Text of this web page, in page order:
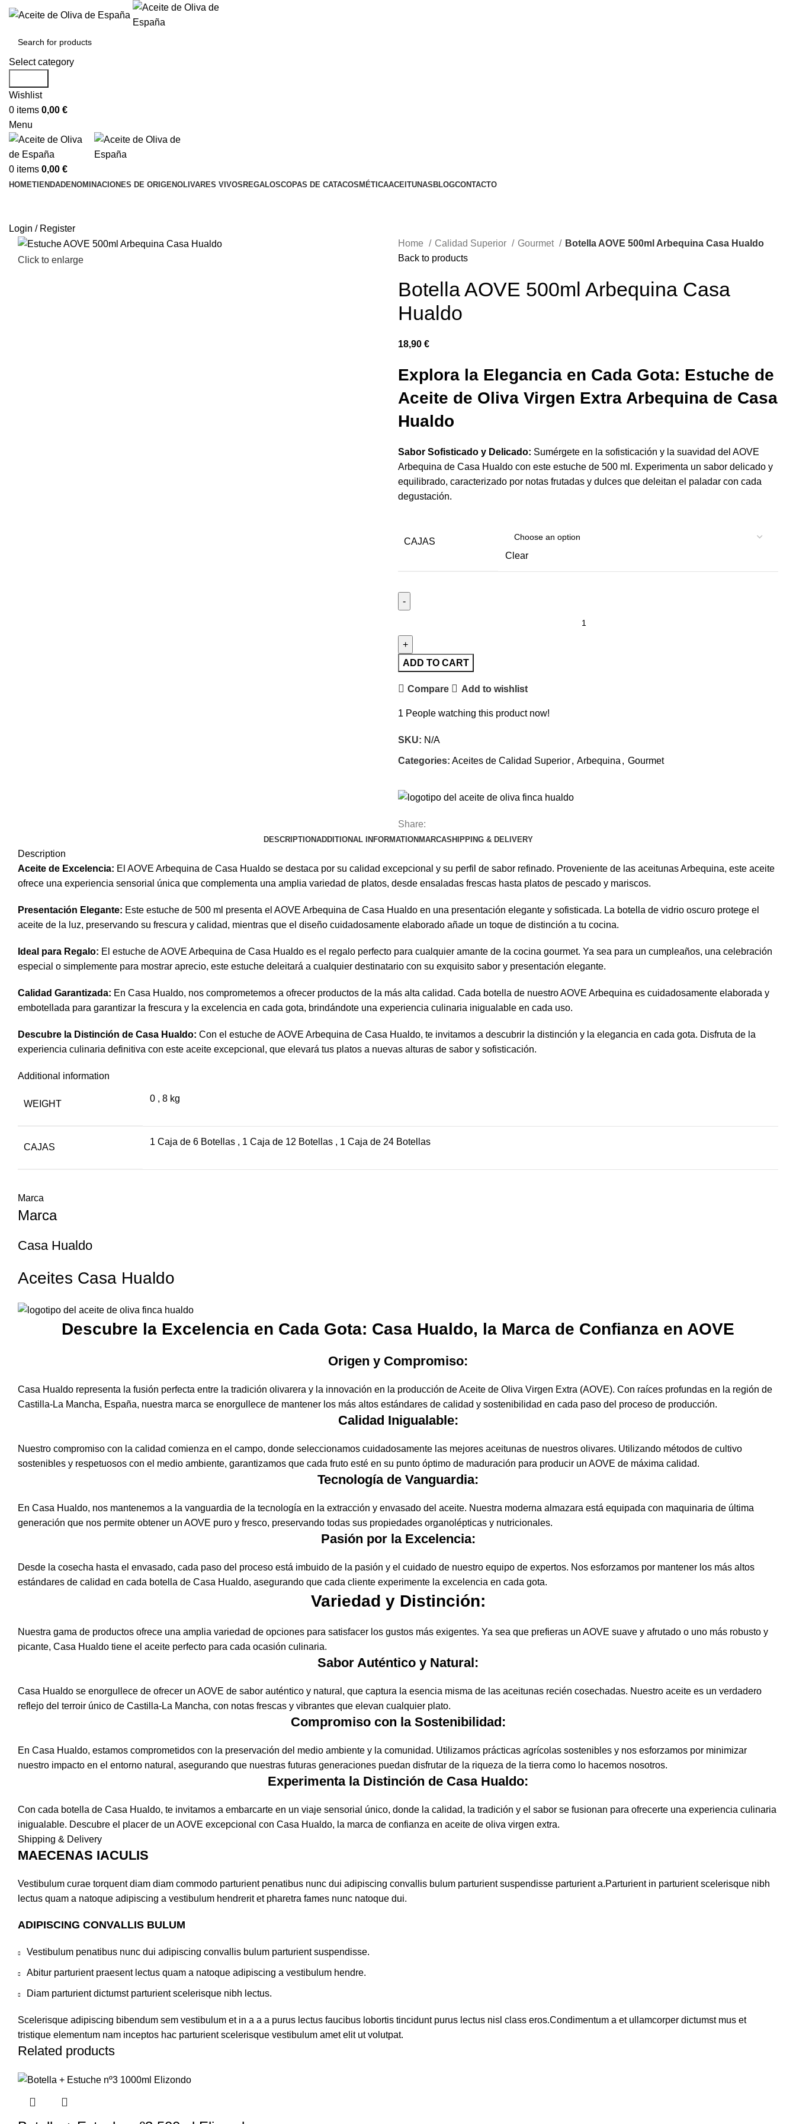
Select category
Wishlist
0 items 0,00 €
Menu
0 items 0,00 €
HOMETIENDADENOMINACIONES DE ORIGENOLIVARES VIVOS REGALOSCOPAS DE CATACOSMÉTICAACEITUNAS BLOGCONTACTO
Login / Register
Click to enlarge
Home Calidad Superior Gourmet
Botella AOVE 500ml Arbequina Casa Hualdo
Back to products
Botella AOVE 500ml Arbequina Casa
Hualdo
€
Explora la Elegancia en Cada Gota: Estuche de
Aceite de Oliva Virgen Extra Arbequina de Casa
Hualdo
Sabor Sofisticado y Delicado: Sumérgete en la sofisticación y la suavidad del AOVE
Arbequina de Casa Hualdo con este estuche de 500 ml. Experimenta un sabor delicado y
equilibrado, caracterizado por notas frutadas y dulces que deleitan el paladar con cada
degustación.
CAJAS
Clear
ADD TO CART
Compare Add to wishlist
1 People watching this product now!
SKU: N/A
Categories: Aceites de Calidad Superior, Arbequina , Gourmet
Share:
DESCRIPTIONADDITIONAL INFORMATION MARCASHIPPING & DELIVERY
Description
Aceite de Excelencia: El AOVE Arbequina de Casa Hualdo se destaca por su calidad excepcional y su perfil de sabor refinado. Proveniente de las aceitunas Arbequina, este aceite
ofrece una experiencia sensorial única que complementa una amplia variedad de platos, desde ensaladas frescas hasta platos de pescado y mariscos.
Presentación Elegante: Este estuche de 500 ml presenta el AOVE Arbequina de Casa Hualdo en una presentación elegante y sofisticada. La botella de vidrio oscuro protege el
aceite de la luz, preservando su frescura y calidad, mientras que el diseño cuidadosamente elaborado añade un toque de distinción a tu cocina.
Ideal para Regalo: El estuche de AOVE Arbequina de Casa Hualdo es el regalo perfecto para cualquier amante de la cocina gourmet. Ya sea para un cumpleaños, una celebración
especial o simplemente para mostrar aprecio, este estuche deleitará a cualquier destinatario con su exquisito sabor y presentación elegante.
Calidad Garantizada: En Casa Hualdo, nos comprometemos a ofrecer productos de la más alta calidad. Cada botella de nuestro AOVE Arbequina es cuidadosamente elaborada y
embotellada para garantizar la frescura y la excelencia en cada gota, brindándote una experiencia culinaria inigualable en cada uso.
Descubre la Distinción de Casa Hualdo: Con el estuche de AOVE Arbequina de Casa Hualdo, te invitamos a descubrir la distinción y la elegancia en cada gota. Disfruta de la
experiencia culinaria definitiva con este aceite excepcional, que elevará tus platos a nuevas alturas de sabor y sofisticación.
Additional information
WEIGHT
0 , 8 kg
CAJAS
1 Caja de 6 Botellas , 1 Caja de 12 Botellas , 1 Caja de 24 Botellas
Marca
Marca
Casa Hualdo
Aceites Casa Hualdo
Descubre la Excelencia en Cada Gota: Casa Hualdo, la Marca de Confianza en AOVE
Origen y Compromiso:
Casa Hualdo representa la fusión perfecta entre la tradición olivarera y la innovación en la producción de Aceite de Oliva Virgen Extra (AOVE). Con raíces profundas en la región de
Castilla-La Mancha, España, nuestra marca se enorgullece de mantener los más altos estándares de calidad y sostenibilidad en cada paso del proceso de producción.
Calidad Inigualable:
Nuestro compromiso con la calidad comienza en el campo, donde seleccionamos cuidadosamente las mejores aceitunas de nuestros olivares. Utilizando métodos de cultivo
sostenibles y respetuosos con el medio ambiente, garantizamos que cada fruto esté en su punto óptimo de maduración para producir un AOVE de máxima calidad.
Tecnología de Vanguardia:
En Casa Hualdo, nos mantenemos a la vanguardia de la tecnología en la extracción y envasado del aceite. Nuestra moderna almazara está equipada con maquinaria de última
generación que nos permite obtener un AOVE puro y fresco, preservando todas sus propiedades organolépticas y nutricionales.
Pasión por la Excelencia:
Desde la cosecha hasta el envasado, cada paso del proceso está imbuido de la pasión y el cuidado de nuestro equipo de expertos. Nos esforzamos por mantener los más altos
estándares de calidad en cada botella de Casa Hualdo, asegurando que cada cliente experimente la excelencia en cada gota.
Variedad y Distinción:
Nuestra gama de productos ofrece una amplia variedad de opciones para satisfacer los gustos más exigentes. Ya sea que prefieras un AOVE suave y afrutado o uno más robusto y
picante, Casa Hualdo tiene el aceite perfecto para cada ocasión culinaria.
Sabor Auténtico y Natural:
Casa Hualdo se enorgullece de ofrecer un AOVE de sabor auténtico y natural, que captura la esencia misma de las aceitunas recién cosechadas. Nuestro aceite es un verdadero
reflejo del terroir único de Castilla-La Mancha, con notas frescas y vibrantes que elevan cualquier plato.
Compromiso con la Sostenibilidad:
En Casa Hualdo, estamos comprometidos con la preservación del medio ambiente y la comunidad. Utilizamos prácticas agrícolas sostenibles y nos esforzamos por minimizar
nuestro impacto en el entorno natural, asegurando que nuestras futuras generaciones puedan disfrutar de la riqueza de la tierra como lo hacemos nosotros.
Experimenta la Distinción de Casa Hualdo:
Con cada botella de Casa Hualdo, te invitamos a embarcarte en un viaje sensorial único, donde la calidad, la tradición y el sabor se fusionan para ofrecerte una experiencia culinaria
inigualable. Descubre el placer de un AOVE excepcional con Casa Hualdo, la marca de confianza en aceite de oliva virgen extra.
Shipping & Delivery
MAECENAS IACULIS
Vestibulum curae torquent diam diam commodo parturient penatibus nunc dui adipiscing convallis bulum parturient suspendisse parturient a.Parturient in parturient scelerisque nibh
lectus quam a natoque adipiscing a vestibulum hendrerit et pharetra fames nunc natoque dui.
ADIPISCING CONVALLIS BULUM
Vestibulum penatibus nunc dui adipiscing convallis bulum parturient suspendisse.
Abitur parturient praesent lectus quam a natoque adipiscing a vestibulum hendre.
Diam parturient dictumst parturient scelerisque nibh lectus.
Scelerisque adipiscing bibendum sem vestibulum et in a a a purus lectus faucibus lobortis tincidunt purus lectus nisl class eros.Condimentum a et ullamcorper dictumst mus et
tristique elementum nam inceptos hac parturient scelerisque vestibulum amet elit ut volutpat.
Related products